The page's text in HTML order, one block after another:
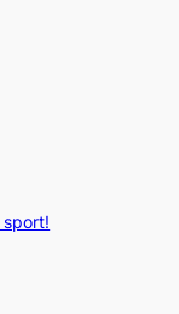
sport!